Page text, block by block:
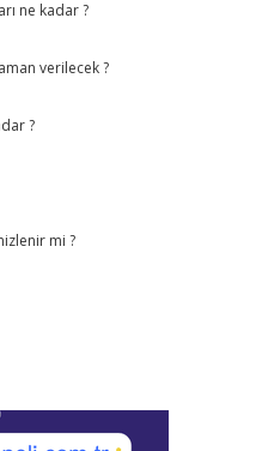
ne kadar ?
verilecek ?
?
mi ?